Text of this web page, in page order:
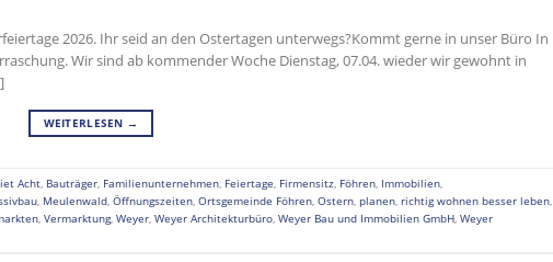
2026. Ihr seid an den Ostertagen unterwegs?Kommt gerne in unser Büro In
Wir sind ab kommender Woche Dienstag, 07.04. wieder wir gewohnt in
WEITERLESEN →
Acht, Bauträger, Familienunternehmen, Feiertage, Firmensitz, Föhren, Immobilien,
, Meulenwald, Öffnungszeiten, Ortsgemeinde Föhren, Ostern, planen, richtig wohnen besser leben,
, Vermarktung, Weyer, Weyer Architekturbüro, Weyer Bau und Immobilien GmbH, Weyer